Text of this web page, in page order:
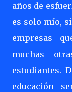
años de
es solo mío,
empresas
muchas
estudiantes.
educación